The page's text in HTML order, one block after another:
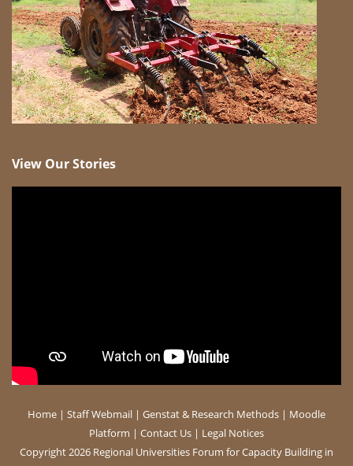
View Our Stories
Home | Staff Webmail | Genstat & Research Methods | Moodle
Platform | Contact Us | Legal Notices
Copyright 2026 Regional Universities Forum for Capacity Building in